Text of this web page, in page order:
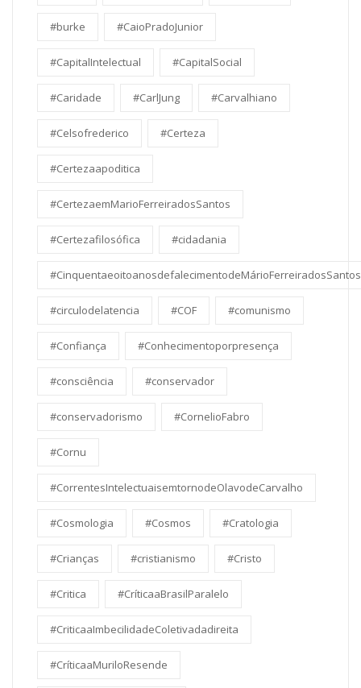
#burke #CaioPradoJunior
#CapitalIntelectual #CapitalSocial
#Caridade #CarlJung #Carvalhiano
#Celsofrederico #Certeza
#Certezaapoditica
#CertezaemMarioFerreiradosSantos
#Certezafilosófica #cidadania
#CinquentaeoitoanosdefalecimentodeMárioFerreiradosSantos
#circulodelatencia #COF #comunismo
#Confiança #Conhecimentoporpresença
#consciência #conservador
#conservadorismo #CornelioFabro
#Cornu
#CorrentesIntelectuaisemtornodeOlavodeCarvalho
#Cosmologia #Cosmos #Cratologia
#Crianças #cristianismo #Cristo
#Critica #CríticaaBrasilParalelo
#CriticaaImbecilidadeColetivadadireita
#CríticaaMuriloResende